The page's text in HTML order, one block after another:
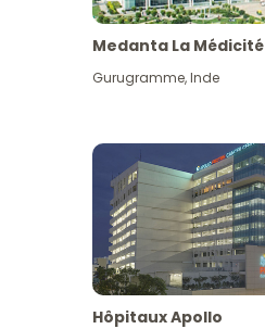
Medanta La Médicité
Gurugramme,Inde
Hôpitaux Apollo